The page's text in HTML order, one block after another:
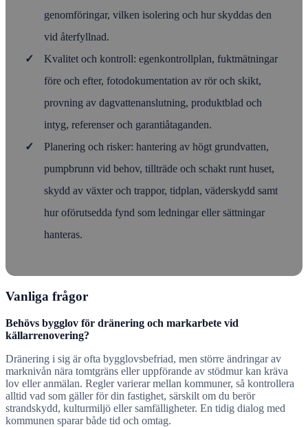
genomföringar, vilken isolering och hur skyddas den
vid återfyllnad.
✓
Kvalitet och kontroll: egenkontrollplan, fuktmätningar
före och efter, fotodokumentation av rör och skikt,
provning av dagvattenanslutning, produktblad och
intyg, referenser och garantiåtaganden.
✓
Planering och risker: hantering av högt grundvatten,
pumpbrunn vid behov, tillträde och schakt runt huset,
skydd av växter och trappor, tidplan, väderskydd samt
hur oförutsedda fynd som ledningar eller sättningar
hanteras.
Vanliga frågor
Behövs bygglov för dränering och markarbete vid
källarrenovering?
Dränering i sig är ofta bygglovsbefriad, men större ändringar av
marknivån nära tomtgräns eller uppförande av stödmur kan kräva
lov eller anmälan. Regler varierar mellan kommuner, så kontrollera
alltid vad som gäller för din fastighet, särskilt om du berör
strandskydd, kulturmiljö eller samfälligheter. En tidig dialog med
kommunen sparar både tid och omtag.